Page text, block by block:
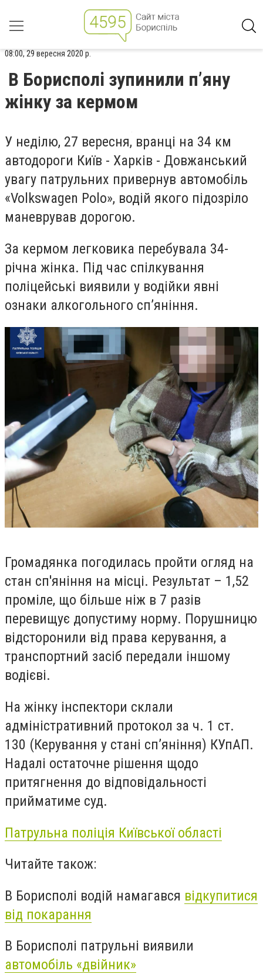
08:00, 29 вересня 2020 р.
В Борисполі зупинили п’яну
жінку за кермом
У неділю, 27 вересня, вранці на 34 км
автодороги Київ - Харків - Довжанський
увагу патрульних привернув автомобіль
«Volkswagen Polo», водій якого підозріло
маневрував дорогою.
За кермом легковика перебувала 34-
річна жінка. Під час спілкування
поліцейські виявили у водійки явні
ознаки алкогольного сп’яніння.
Громадянка погодилась пройти огляд на
стан сп'яніння на місці. Результат – 1,52
проміле, що більше ніж в 7 разів
перевищує допустиму норму. Порушницю
відсторонили від права керування, а
транспортний засіб передали іншому
водієві.
На жінку інспектори склали
адміністративний протокол за ч. 1 ст.
130 (Керування у стані сп’яніння) КУпАП.
Надалі остаточне рішення щодо
притягнення до відповідальності
прийматиме суд.
Патрульна поліція Київської області
Читайте також:
В Борисполі водій намагався відкупитися
від покарання
В Борисполі патрульні виявили
автомобіль «двійник»